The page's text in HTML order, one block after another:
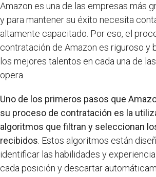
Amazon es una de las empresas más
y para mantener su éxito necesita
altamente capacitado. Por eso, el
contratación de Amazon es riguroso y
los mejores talentos en cada una de
opera.
Uno de los primeros pasos que
su proceso de contratación es la
algoritmos que filtran y seleccionan
recibidos. Estos algoritmos están
identificar las habilidades y
cada posición y descartar